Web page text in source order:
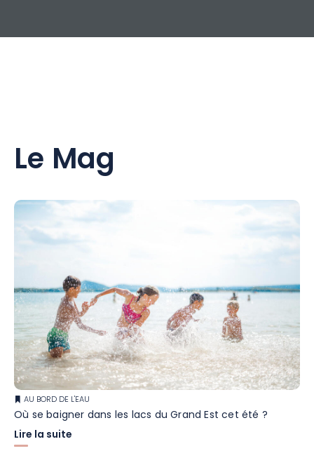
Le Mag
AU BORD DE L'EAU
Où se baigner dans les lacs du Grand Est cet été ?
Lire la suite